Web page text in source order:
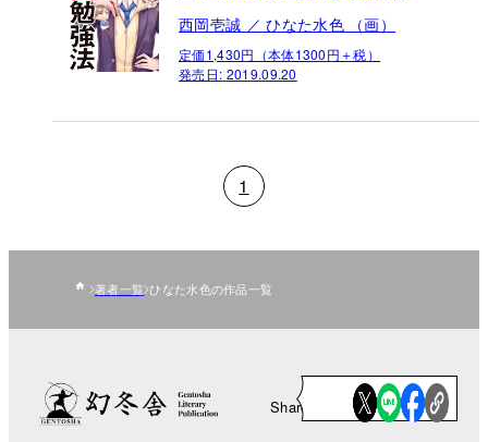
西岡壱誠 ／ ひなた水色 （画）
定価1,430円（本体1300円＋税）
発売日: 2019.09.20
1
著者一覧 ひなた水色の作品一覧
Share